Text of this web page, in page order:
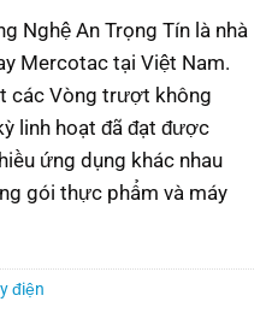
Nghệ An Trọng Tín là nhà
Mercotac tại Việt Nam.
các Vòng trượt không
linh hoạt đã đạt được
ứng dụng khác nhau
gói thực phẩm và máy
điện